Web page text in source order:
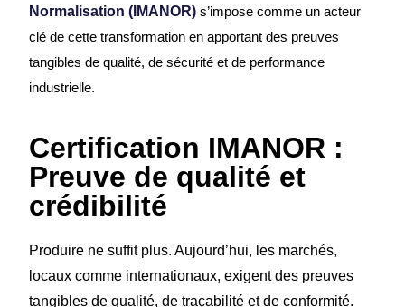
Normalisation (IMANOR) s’impose comme un acteur
clé de cette transformation en apportant des preuves
tangibles de qualité, de sécurité et de performance
industrielle.
Certification IMANOR :
Preuve de qualité et
crédibilité
Produire ne suffit plus. Aujourd’hui, les marchés,
locaux comme internationaux, exigent des preuves
tangibles de qualité, de traçabilité et de conformité.